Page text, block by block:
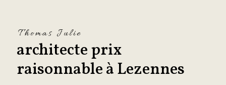
Thomas Julie
architecte prix
raisonnable à Lezennes